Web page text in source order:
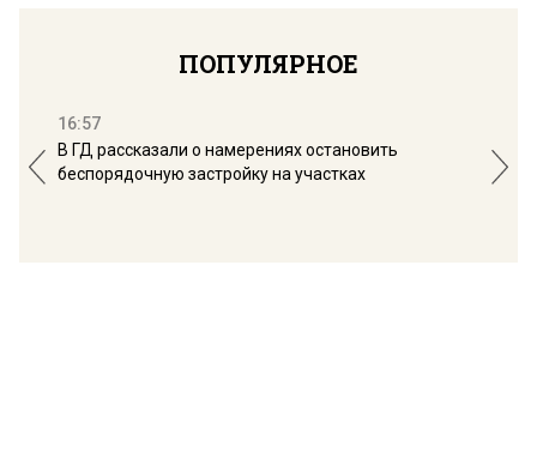
ПОПУЛЯРНОЕ
16:57
В ГД рассказали о намерениях остановить
беспорядочную застройку на участках